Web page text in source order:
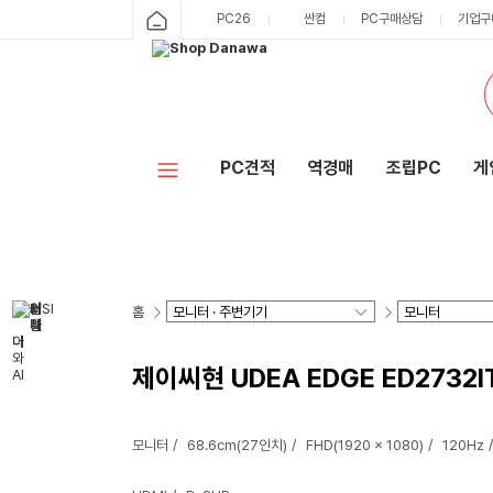
PC26 싼컴 PC구매상담 기업
PC견적 역경매 조립PC 게
홈
제이씨현 UDEA EDGE
모니터 68.6cm(27인치) FHD(1920 x 1080) 120Hz